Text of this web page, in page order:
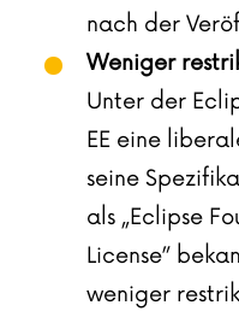
nach der
Weniger
Unter der
EE eine
seine
als „Eclipse
License”
weniger